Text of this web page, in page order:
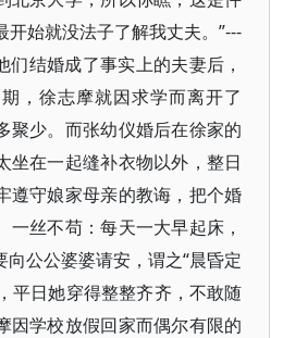
始就没法子了解我丈夫。”---
们结婚成了事实上的夫妻后，
，徐志摩就因求学而离开了
聚少。而张幼仪婚后在徐家的
坐在一起缝补衣物以外，整日
遵守娘家母亲的教诲，把个婚
一丝不苟：每天一大早起床，
公公婆婆请安，谓之“晨昏定
平日她穿得整整齐齐，不敢随
因学校放假回家而偶尔有限的